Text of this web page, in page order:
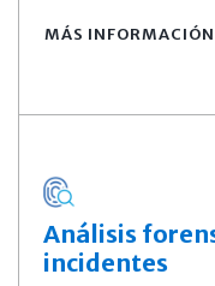
MÁS INFORMACIÓN
Análisis
incidentes